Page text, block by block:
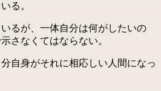
る。
るが、一体自分は何がしたいの
さなくてはならない。
自身がそれに相応しい人間になっ